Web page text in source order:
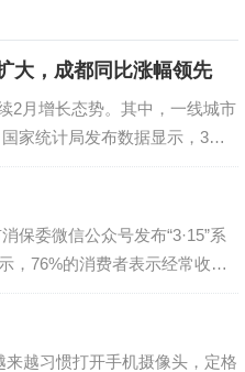
大，成都同比涨幅领先
2月增长态势。其中，一线城市
家统计局发布数据显示，3月
保委微信公众号发布“3·15”系
，76%的消费者表示经常收到
技术升级后，106短信已经成
越习惯打开手机摄像头，定格